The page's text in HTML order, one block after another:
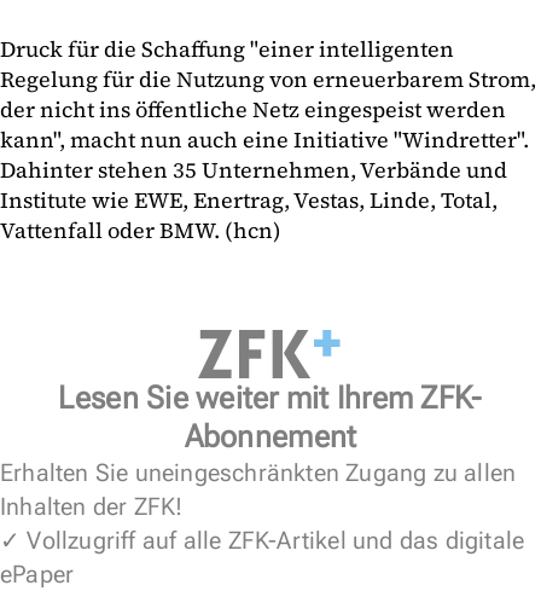
Druck für die Schaffung "einer intelligenten
Regelung für die Nutzung von erneuerbarem Strom,
der nicht ins öffentliche Netz eingespeist werden
kann", macht nun auch eine Initiative "Windretter".
Dahinter stehen 35 Unternehmen, Verbände und
Institute wie EWE, Enertrag, Vestas, Linde, Total,
Vattenfall oder BMW. (hcn)
Lesen Sie weiter mit Ihrem ZFK-
Abonnement
Erhalten Sie uneingeschränkten Zugang zu allen
Inhalten der ZFK!
✓ Vollzugriff auf alle ZFK-Artikel und das digitale
ePaper